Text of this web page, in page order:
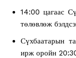
14:00 цагаас
төлөвлөж
Сүхбаатарын
ирж оройн